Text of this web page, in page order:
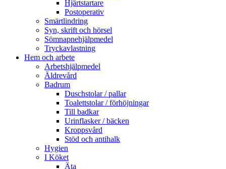
Hjärtstartare
Postoperativ
Smärtlindring
Syn, skrift och hörsel
Sömnapnehjälpmedel
Tryckavlastning
Hem och arbete
Arbetshjälpmedel
Äldrevård
Badrum
Duschstolar / pallar
Toalettstolar / förhöjningar
Till badkar
Urinflasker / bäcken
Kroppsvård
Stöd och antihalk
Hygien
I Köket
Äta